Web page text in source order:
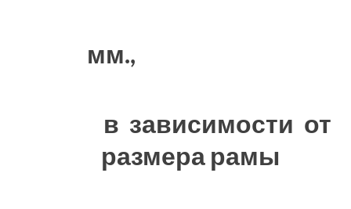
мм.,
в зависимости от
размера рамы